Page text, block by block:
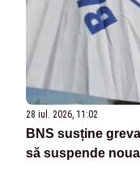
28 iul. 2026, 11:02
BNS susține
să suspende